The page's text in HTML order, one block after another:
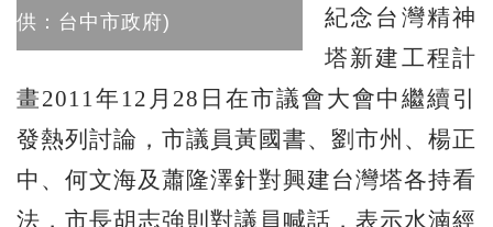
供：台中市政府)
紀念台灣精神
塔新建工程計
畫2011年12月28日在市議會大會中繼續引
發熱列討論，市議員黃國書、劉市州、楊正
中、何文海及蕭隆澤針對興建台灣塔各持看
法，市長胡志強則對議員喊話，表示水湳經